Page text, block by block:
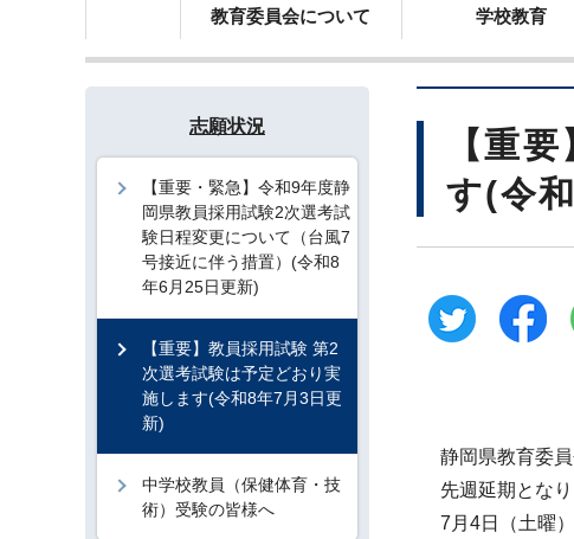
教育委員会について 学校教育
【重
す(令
静岡県教育委
先週延期とな
7月4日（土曜
志願状況
【重要・緊急】令和9年度静
岡県教員採用試験2次選考試
験日程変更について（台風7
号接近に伴う措置）(令和8
年6月25日更新)
【重要】教員採用試験 第2
次選考試験は予定どおり実
施します(令和8年7月3日更
新)
中学校教員（保健体育・技
術）受験の皆様へ